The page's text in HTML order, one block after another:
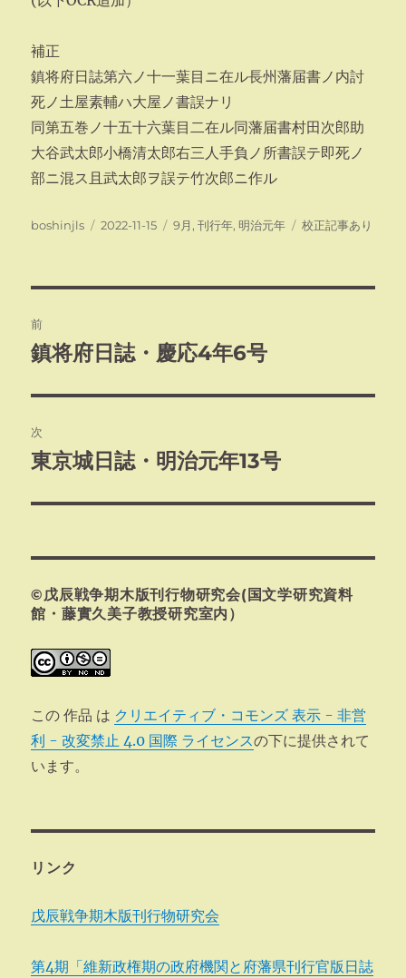
補正
鎮将府日誌第六ノ十一葉目ニ在ル長州藩届書ノ内討
死ノ土屋素輔ハ大屋ノ書誤ナリ
同第五巻ノ十五十六葉目二在ル同藩届書村田次郎助
大谷武太郎小橋清太郎右三人手負ノ所書誤テ即死ノ
部ニ混ス且武太郎ヲ誤テ竹次郎ニ作ル
投
boshinjls
投
2022-11-15
カ
9月 ,刊行年, 明治元年
タ
校正記事あり
稿
ビ
ゲ
ー
ン
前
前
投
稿:
鎮将府日誌・慶応4年6号
次
次
投
東京城日誌・明治元年13号
©戊辰戦争期木版刊行物研究会(国文学研究資料
館・藤實久美子教授研究室内）
この 作品 は クリエイティブ・コモンズ 表示 - 非営
利 - 改変禁止 4.0 国際 ライセンスの下に提供されて
います。
リンク
戊辰戦争期木版刊行物研究会
第4期「維新政権期の政府機関と府藩県刊行官版日誌